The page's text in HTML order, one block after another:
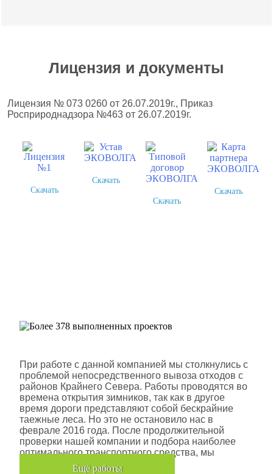
Лицензия и документы
Лицензия № 073 0260 от 26.07.2019г., Приказ
Росприроднадзора №463 от 26.07.2019г.
Скачать
Скачать
Скачать
Скачать
При работе с данной компанией мы столкнулись с
проблемой непосредственного вывоза отходов с
районов Крайнего Севера. Работы проводятся во
времена открытия зимников, так как в другое
время дороги представляют собой бескрайние
таежные леса. Но это не остановило нас в
феврале 2016 года. После продолжительной
проверки нашей компании и подбора наиболее
оптимального транспортного средства, мы
помогли данной компании.
Eщё работы